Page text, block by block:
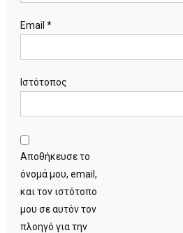
Email *
Ιστότοπος
Αποθήκευσε το
όνομά μου, email,
και τον ιστότοπο
μου σε αυτόν τον
πλοηγό για την